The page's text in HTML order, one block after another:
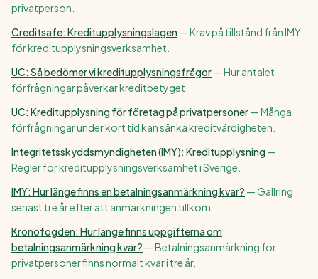
privatperson.
Creditsafe: Kreditupplysningslagen —Krav på tillstånd från IMY
för kreditupplysningsverksamhet.
UC: Så bedömer vi kreditupplysningsfrågor—Hur antalet
förfrågningar påverkar kreditbetyget.
UC: Kreditupplysning för företag på privatpersoner—Många
förfrågningar under kort tid kan sänka kreditvärdigheten.
Integritetsskyddsmyndigheten (IMY): Kreditupplysning —
Regler för kreditupplysningsverksamhet i Sverige.
IMY: Hur länge finns en betalningsanmärkning kvar? —Gallring
senast tre år efter att anmärkningen tillkom.
Kronofogden: Hur länge finns uppgifterna om
betalningsanmärkning kvar? —Betalningsanmärkning för
privatpersoner finns normalt kvar i tre år.